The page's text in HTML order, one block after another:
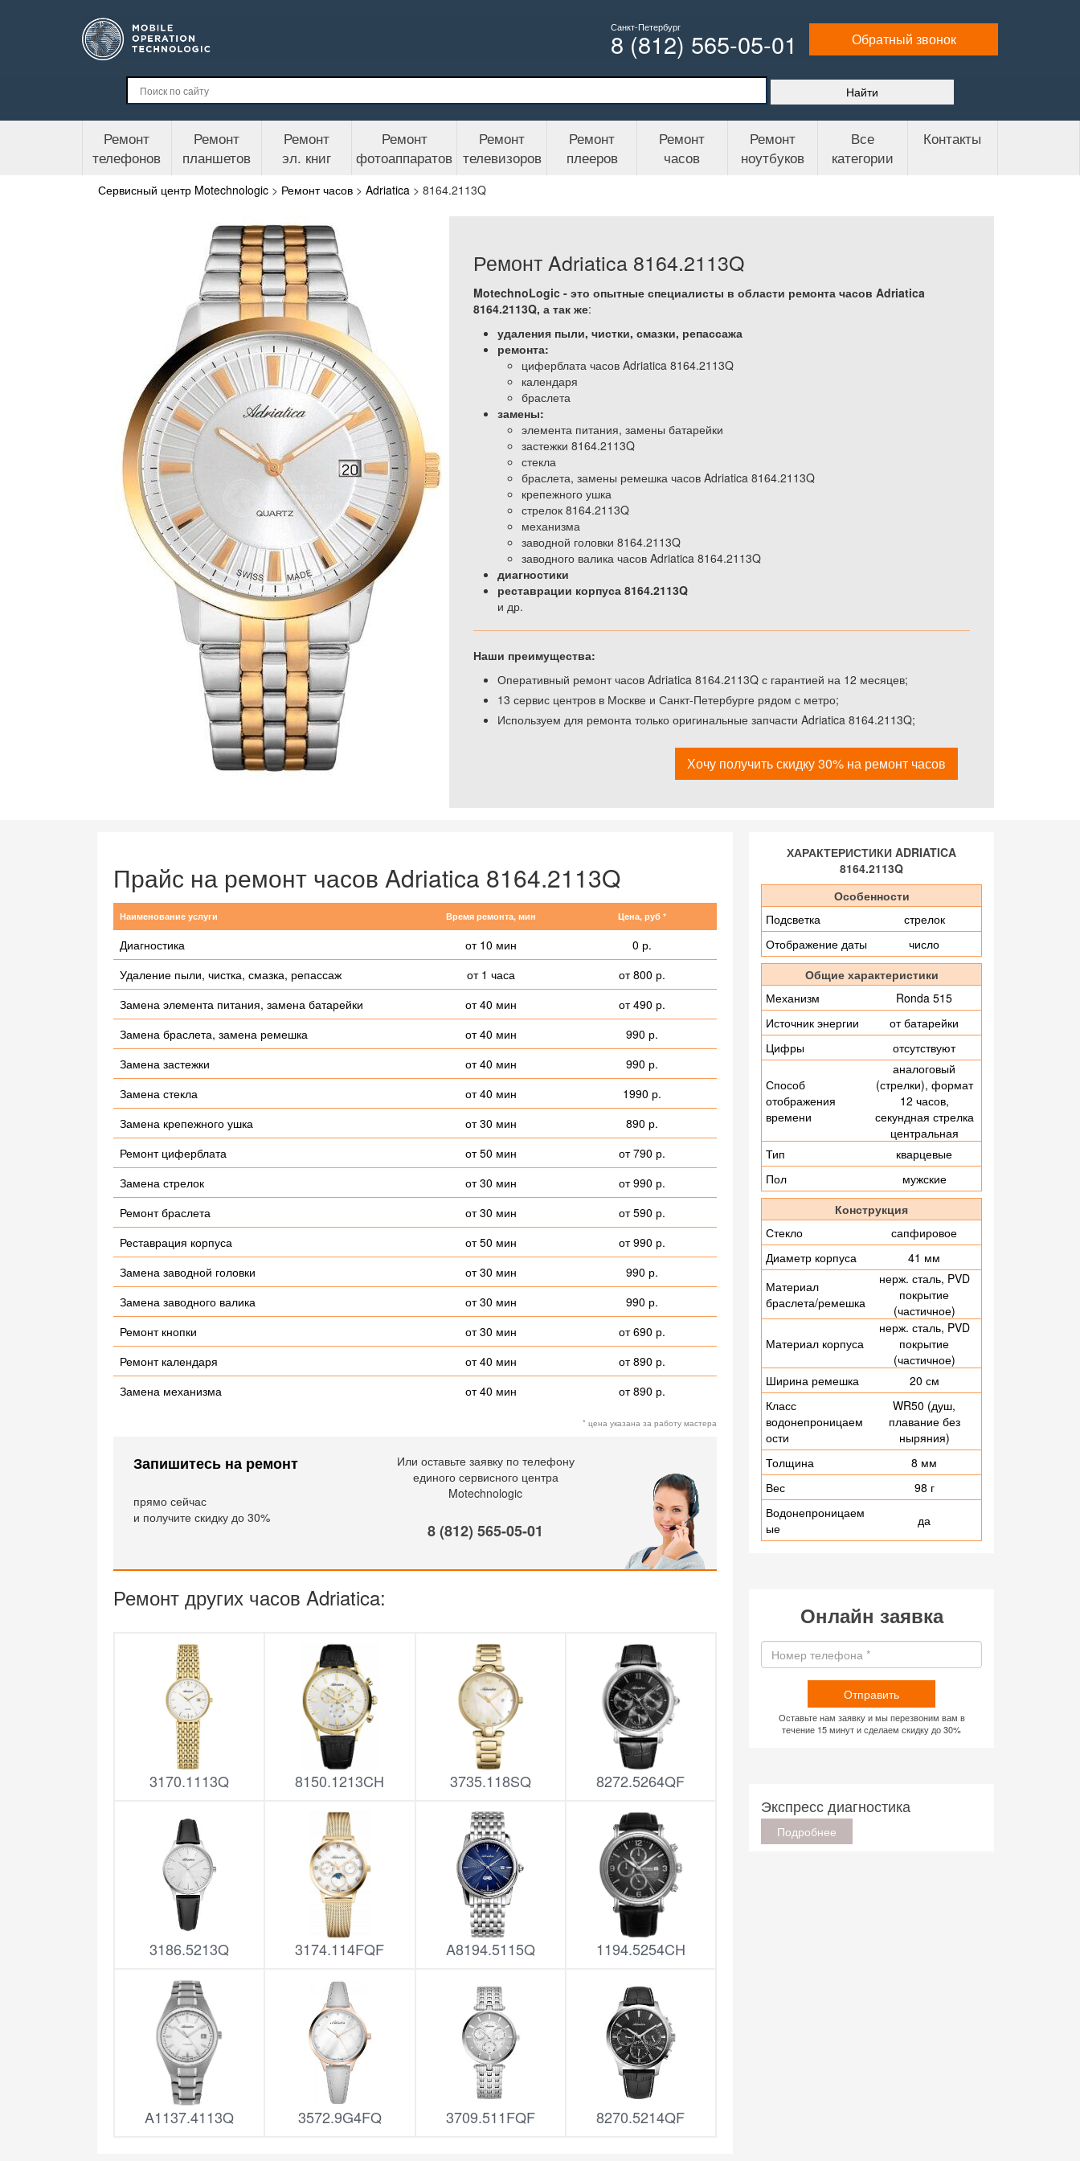
Санкт-Петербург
8 (812) 565-05-01 Обратный звонок
Ремонт
телефонов
Ремонт
планшетов
Ремонт
эл. книг
Ремонт
фотоаппаратов
Ремонт
телевизоров
Ремонт
плееров
Ремонт
часов
Ремонт
ноутбуков
Все
категории
Контакты
Сервисный центр Motechnologic > Ремонт часов > Adriatica > 8164.2113Q
Ремонт Adriatica 8164.2113Q
MotechnoLogic - это опытные специалисты в области ремонта часов Adriatica
8164.2113Q, а так же:
удаления пыли, чистки, смазки, репассажа
ремонта:
циферблата часов Adriatica 8164.2113Q
календаря
браслета
замены:
элемента питания, замены батарейки
застежки 8164.2113Q
стекла
браслета, замены ремешка часов Adriatica 8164.2113Q
крепежного ушка
стрелок 8164.2113Q
механизма
заводной головки 8164.2113Q
заводного валика часов Adriatica 8164.2113Q
диагностики
реставрации корпуса 8164.2113Q
и др.
Наши преимущества:
Оперативный ремонт часов Adriatica 8164.2113Q с гарантией на 12 месяцев;
13 сервис центров в Москве и Санкт-Петербурге рядом с метро;
Используем для ремонта только оригинальные запчасти Adriatica 8164.2113Q;
Хочу получить скидку 30% на ремонт часов
Прайс на ремонт часов Adriatica 8164.2113Q
Наименование услуги Время ремонта, мин Цена, руб *
Диагностика от 10 мин
0 р.
Удаление пыли, чистка, смазка, репассаж
от 1 часа
от 800 р.
Замена элемента питания, замена батарейки
от 40 мин
от 490 р.
Замена браслета, замена ремешка
от 40 мин
990 р.
Замена застежки
от 40 мин
990 р.
Замена стекла
от 40 мин
1990 р.
Замена крепежного ушка
от 30 мин
890 р.
Ремонт циферблата
от 50 мин
от 790 р.
Замена стрелок
от 30 мин
от 990 р.
Ремонт браслета
от 30 мин
от 590 р.
Реставрация корпуса
от 50 мин
от 990 р.
Замена заводной головки
от 30 мин
990 р.
Замена заводного валика
от 30 мин
990 р.
Ремонт кнопки
от 30 мин
от 690 р.
Ремонт календаря
от 40 мин
от 890 р.
Замена механизма
от 40 мин от 890 р.
* цена указана за работу мастера
Запишитесь на ремонт
прямо сейчас
и получите скидку до 30%
Или оставьте заявку по телефону
единого сервисного центра
Motechnologic
8 (812) 565-05-01
Ремонт других часов Adriatica:
3170.1113Q 8150.1213CH 3735.118SQ 8272.5264QF
3186.5213Q 3174.114FQF A8194.5115Q 1194.5254CH
A1137.4113Q 3572.9G4FQ 3709.511FQF 8270.5214QF
ХАРАКТЕРИСТИКИ ADRIATICA
8164.2113Q
Особенности
Подсветка
стрелок
Отображение даты
число
Общие характеристики
Механизм
Ronda 515
Источник энергии
от батарейки
Цифры
отсутствуют
Способ
отображения
времени
аналоговый
(стрелки), формат
12 часов,
секундная стрелка
центральная
Тип
кварцевые
Пол
мужские
Конструкция
Стекло
сапфировое
Диаметр корпуса
41 мм
Материал
браслета/ремешка
нерж. сталь, PVD
покрытие
(частичное)
Материал корпуса
нерж. сталь, PVD
покрытие
(частичное)
Ширина ремешка
20 см
Класс
водонепроницаем
ости
WR50 (душ,
плавание без
ныряния)
Толщина
8 мм
Вес
98 г
Водонепроницаем
ые
да
Онлайн заявка
Отправить
Оставьте нам заявку и мы перезвоним вам в
течение 15 минут и сделаем скидку до 30%
Экспресс диагностика
Подробнее